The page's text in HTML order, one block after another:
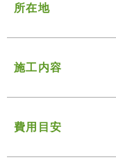
所在地
施工内容
費用目安